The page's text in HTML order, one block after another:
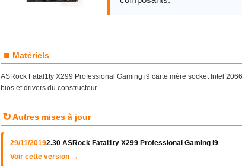
■ Matériels
ASRock Fatal1ty X299 Professional Gaming i9 carte mère socket Intel
bios et drivers du constructeur
↻Autres mises à jour
29/11/20192.30 ASRock Fatal1ty X299 Professional Gaming i9
Voir cette version →